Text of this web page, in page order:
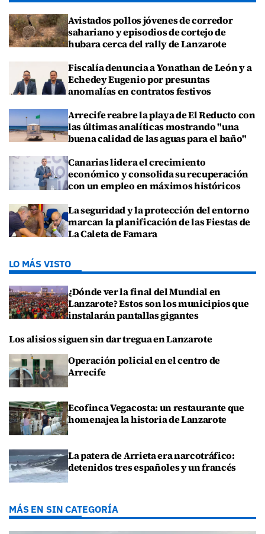
Avistados pollos jóvenes de corredor
sahariano y episodios de cortejo de
hubara cerca del rally de Lanzarote
Fiscalía denuncia a Yonathan de León y a
Echedey Eugenio por presuntas
anomalías en contratos festivos
Arrecife reabre la playa de El Reducto con
las últimas analíticas mostrando "una
buena calidad de las aguas para el baño"
Canarias lidera el crecimiento
económico y consolida su recuperación
con un empleo en máximos históricos
La seguridad y la protección del entorno
marcan la planificación de las Fiestas de
La Caleta de Famara
LO MÁS VISTO
¿Dónde ver la final del Mundial en
Lanzarote? Estos son los municipios que
instalarán pantallas gigantes
Los alisios siguen sin dar tregua en Lanzarote
Operación policial en el centro de
Arrecife
Ecofinca Vegacosta: un restaurante que
homenajea la historia de Lanzarote
La patera de Arrieta era narcotráfico:
detenidos tres españoles y un francés
MÁS EN SIN CATEGORÍA